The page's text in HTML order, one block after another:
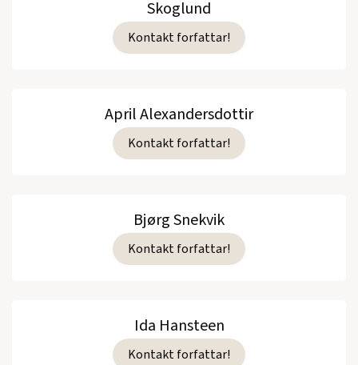
Skoglund
Kontakt forfattar!
April Alexandersdottir
Kontakt forfattar!
Bjørg Snekvik
Kontakt forfattar!
Ida Hansteen
Kontakt forfattar!